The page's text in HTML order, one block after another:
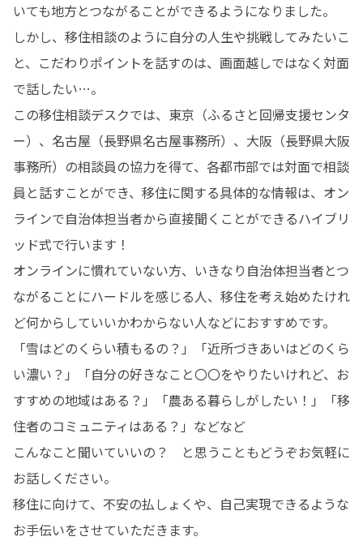
いても地方とつながることができるようになりました。
しかし、移住相談のように自分の人生や挑戦してみたいこ
と、こだわりポイントを話すのは、画面越しではなく対面
で話したい…。
この移住相談デスクでは、東京（ふるさと回帰支援センタ
ー）、名古屋（長野県名古屋事務所）、大阪（長野県大阪
事務所）の相談員の協力を得て、各都市部では対面で相談
員と話すことができ、移住に関する具体的な情報は、オン
ラインで自治体担当者から直接聞くことができるハイブリ
ッド式で行います！
オンラインに慣れていない方、いきなり自治体担当者とつ
ながることにハードルを感じる人、移住を考え始めたけれ
ど何からしていいかわからない人などにおすすめです。
「雪はどのくらい積もるの？」「近所づきあいはどのくら
い濃い？」「自分の好きなこと〇〇をやりたいけれど、お
すすめの地域はある？」「農ある暮らしがしたい！」「移
住者のコミュニティはある？」などなど
こんなこと聞いていいの？　と思うこともどうぞお気軽に
お話しください。
移住に向けて、不安の払しょくや、自己実現できるような
お手伝いをさせていただきます。